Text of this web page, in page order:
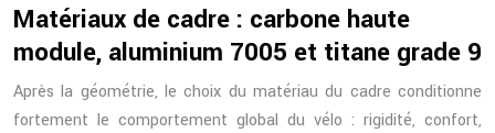
Matériaux de cadre : carbone haute
module, aluminium 7005 et titane grade 9
Après la géométrie, le choix du matériau du cadre conditionne
fortement le comportement global du vélo : rigidité, confort,